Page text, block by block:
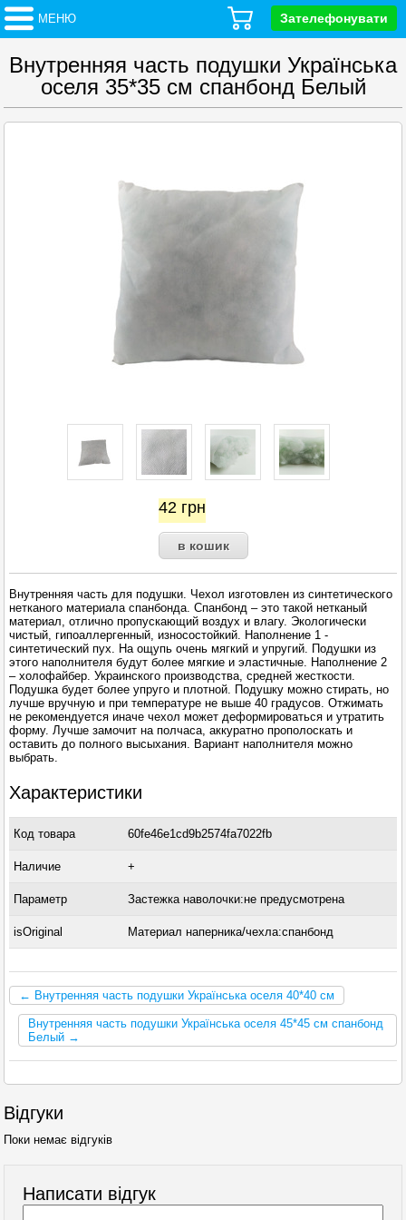
МЕНЮ Зателефонувати
Внутренняя часть подушки Українська
оселя 35*35 см спанбонд Белый
42 грн
Внутренняя часть для подушки. Чехол изготовлен из синтетического
нетканого материала спанбонда. Спанбонд – это такой нетканый
материал, отлично пропускающий воздух и влагу. Экологически
чистый, гипоаллергенный, износостойкий. Наполнение 1 -
синтетический пух. На ощупь очень мягкий и упругий. Подушки из
этого наполнителя будут более мягкие и эластичные. Наполнение 2
– холофайбер. Украинского производства, средней жесткости.
Подушка будет более упруго и плотной. Подушку можно стирать, но
лучше вручную и при температуре не выше 40 градусов. Отжимать
не рекомендуется иначе чехол может деформироваться и утратить
форму. Лучше замочит на полчаса, аккуратно прополоскать и
оставить до полного высыхания. Вариант наполнителя можно
выбрать.
Характеристики
Код товара 60fe46e1cd9b2574fa7022fb
Наличие +
Параметр Застежка наволочки:не предусмотрена
isOriginal Материал наперника/чехла:спанбонд
← Внутренняя часть подушки Українська оселя 40*40 см
Внутренняя часть подушки Українська оселя 45*45 см спанбонд
Белый →
Відгуки
Поки немає відгуків
Написати відгук